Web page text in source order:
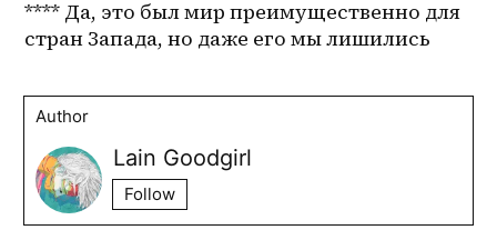
**** Да, это был мир преимущественно для
стран Запада, но даже его мы лишились
Author
Lain Goodgirl
Follow